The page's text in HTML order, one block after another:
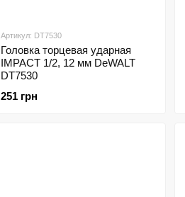
Артикул: DT7530
Головка торцевая ударная
IMPACT 1/2, 12 мм DeWALT
DT7530
251 грн